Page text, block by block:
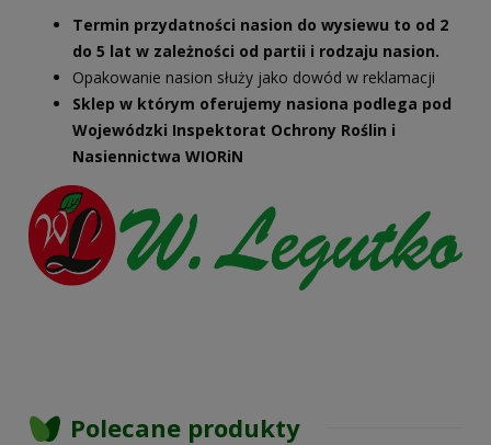
Termin przydatności nasion do wysiewu to od 2
do 5 lat w zależności od partii i rodzaju nasion.
Opakowanie nasion służy jako dowód w reklamacji
Sklep w którym oferujemy nasiona podlega pod
Wojewódzki Inspektorat Ochrony Roślin i
Nasiennictwa WIORiN
Polecane produkty